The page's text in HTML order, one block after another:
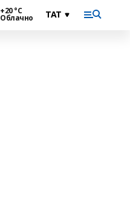
+20 °С
Облачно